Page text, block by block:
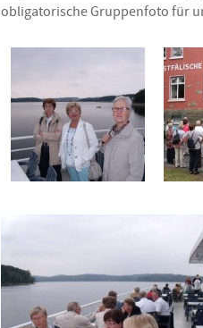
obligatorische Gruppenfoto für